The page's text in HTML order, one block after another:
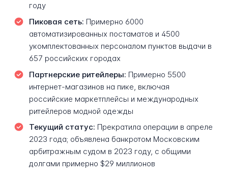
году
Пиковая сеть: Примерно 6000
автоматизированных постаматов и 4500
укомплектованных персоналом пунктов выдачи в
657 российских городах
Партнерские ритейлеры: Примерно 5500
интернет-магазинов на пике, включая
российские маркетплейсы и международных
ритейлеров модной одежды
Текущий статус: Прекратила операции в апреле
2023 года; объявлена банкротом Московским
арбитражным судом в 2023 году, с общими
долгами примерно $29 миллионов